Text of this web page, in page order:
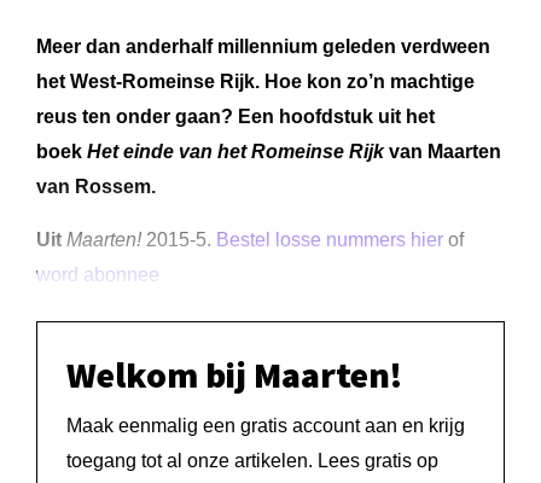
Meer dan anderhalf millennium geleden verdween
het West-Romeinse Rijk. Hoe kon zo’n machtige
reus ten onder gaan? Een hoofdstuk uit het
boek Het einde van het Romeinse Rijkvan Maarten
van Rossem.
Uit Maarten!2015-5. Bestel losse nummers hier of
word abonnee
Welkom bij Maarten!
Maak eenmalig een gratis account aan en krijg
toegang tot al onze artikelen. Lees gratis op